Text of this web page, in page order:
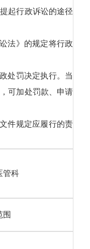
起行政诉讼的途径
法》的规定将行政
处罚决定执行。当
可加处罚款、申请
件规定应履行的责
管科
围